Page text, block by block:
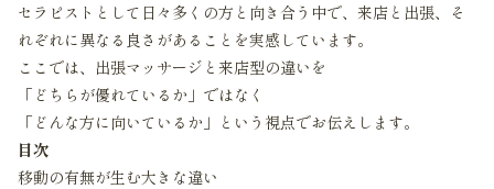
セラピストとして日々多くの方と向き合う中で、来店と出張、そ
れぞれに異なる良さがあることを実感しています。
ここでは、出張マッサージと来店型の違いを
「どちらが優れているか」ではなく
「どんな方に向いているか」という視点でお伝えします。
目次
移動の有無が生む大きな違い